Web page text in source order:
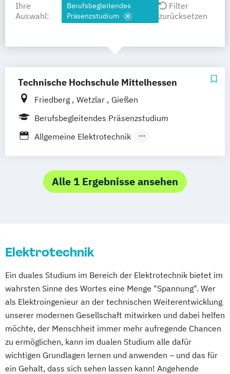
Ihre
Auswahl:
Berufsbegleitendes
Präsenzstudium
Filter
zurücksetzen
Technische Hochschule Mittelhessen
Friedberg Wetzlar
Gießen
Berufsbegleitendes Präsenzstudium
Allgemeine Elektrotechnik
Studienrichtungen)
Ingenieurwesen Elektrotechnik
Nachrichtentechnik und Computernetze
Prozessmanagement
Systems Engineering
Technische Informatik
Technischer Vertrieb
Wirtschaftsingenieurwesen
Wirtschaftsingenieurwesen-Industrie
Alle 1 Ergebnisse ansehen
Elektrotechnik
Ein duales Studium im Bereich der Elektrotechnik bietet im
wahrsten Sinne des Wortes eine Menge "Spannung". Wer
als Elektroingenieur an der technischen Weiterentwicklung
unserer modernen Gesellschaft mitwirken und dabei helfen
möchte, der Menschheit immer mehr aufregende Chancen
zu ermöglichen, kann im dualen Studium alle dafür
wichtigen Grundlagen lernen und anwenden – und das für
ein Gehalt, dass sich sehen lassen kann! Angehende